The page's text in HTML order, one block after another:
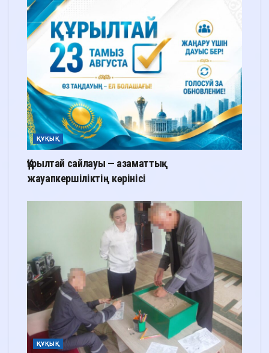
ҚҰҚЫҚ
Құрылтай сайлауы — азаматтық
жауапкершіліктің көрінісі
ҚҰҚЫҚ